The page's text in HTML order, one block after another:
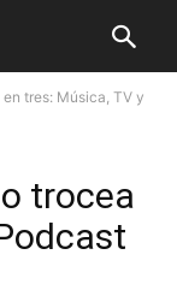
tres: Música, TV y
trocea